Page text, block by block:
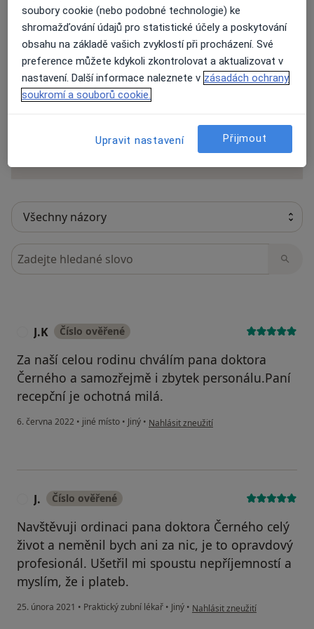
14 názorů
Recenze pacientů jsou pro nás důležité.
odstranění nebo změnu recenze pacienta.
Další informace o názorech
Hledejte v názorech
J.K Číslo ověřené
Za naší celou rodinu chválím pana doktora
Černého a samozřejmě i zbytek personálu.Paní
recepční je ochotná milá.
6. června 2022 • jiné místo • Jiný • podle názoru uživatele J.K
Nahlásit zneužití
J. Číslo ověřené
Navštěvuji ordinaci pana doktora Černého celý
život a neměnil bych ani za nic, je to opravdový
profesionál. Ušetřil mi spoustu nepříjemností a
myslím, že i plateb.
25. února 2021 • Praktický zubní lékař • Jiný • podle názoru uživatele J.
Nahlásit zneužití
soubory cookie (nebo podobné technologie) ke
shromažďování údajů pro statistické účely a poskytování
obsahu na základě vašich zvyklostí při procházení. Své
preference můžete kdykoli zkontrolovat a aktualizovat v
nastavení. Další informace naleznete v zásadách ochrany
soukromí a souborů cookie.
Upravit nastavení Přijmout